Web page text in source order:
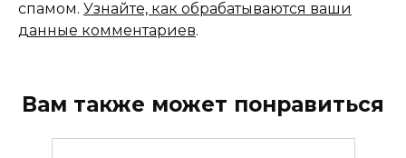
спамом. Узнайте, как обрабатываются ваши
данные комментариев.
Вам также может понравиться